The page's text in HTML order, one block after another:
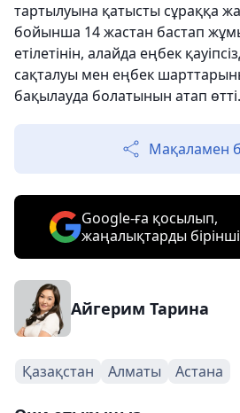
тартылуына қатысты сұраққа
бойынша 14 жастан бастап
етілетінін, алайда еңбек
сақталуы мен еңбек
бақылауда болатынын атап өтті.
Мақаламен
Google-ға қосылып,
жаңалықтарды
Айгерим Тарина
Қазақстан Алматы Астана